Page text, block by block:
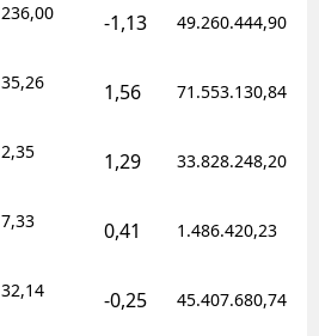
236,00 -1,13 49.260.444,90
35,26 1,56 71.553.130,84
2,35 1,29 33.828.248,20
7,33 0,41 1.486.420,23
32,14 -0,25 45.407.680,74